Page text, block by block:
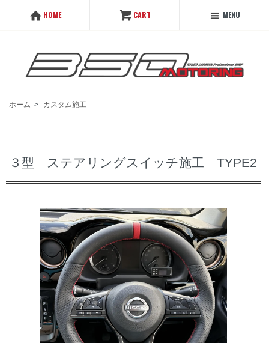
HOME CART MENU
ホーム > カスタム施工
３型 ステアリングスイッチ施工 TYPE2